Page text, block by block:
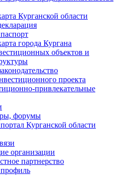
Курганской области
города Кургана
объектов и
проекта
привлекательные
форумы
Курганской области
организации
партнерство